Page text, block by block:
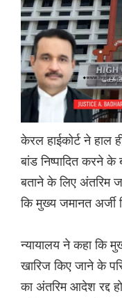
केरल हाईकोर्ट ने हाल
बांड निष्पादित करने
बताने के लिए अंतरिम
कि मुख्य जमानत अर्जी
न्यायालय ने कहा कि
खारिज किए जाने के
का अंतरिम आदेश रद्द